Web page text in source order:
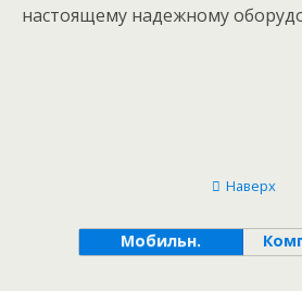
настоящему надежному
Наверх
Мобильн.